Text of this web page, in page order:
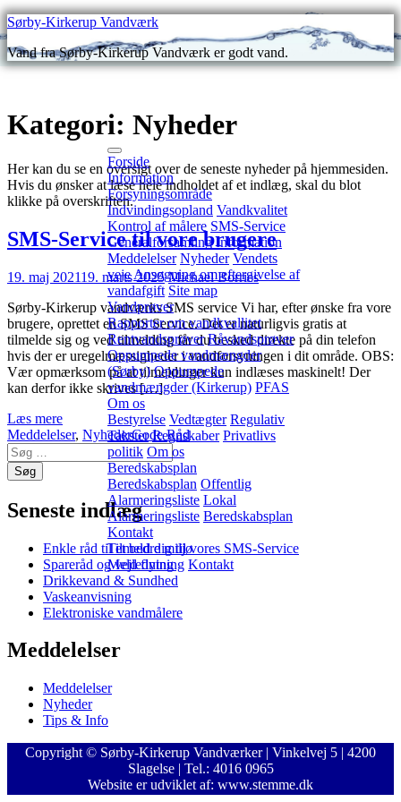
Gå
videre
til
indhold
Sørby-Kirkerup Vandværk
Vand fra Sørby-Kirkerup Vandværk er godt vand.
Forside
Information
Forsyningsområde
Indvindingsopland Vandkvalitet
Kontrol af målere SMS-Service
Generalforsamling Information
Meddelelser Nyheder Vendets
vejeAnsøgning om eftergivelse af
vandafgift Site map
Vandprøver
Rapporter om vandkvallitet
Rentvandsprøver Råvandsprøver
Oppumpede vandmængder
(Sørby) Oppumpede
vandmængder (Kirkerup) PFAS
Om os
Bestyrelse Vedtægter Regulativ
Takster Regnskaber Privatlivs
politik Om os
Beredskabsplan
Beredskabsplan Offentlig
Alarmeringsliste Lokal
Alarmeringsliste Beredskabsplan
Kontakt
Tilmeld dig til vores SMS-Service
Meld flytning Kontakt
Kategori: Nyheder
Her kan du se en oversigt over de seneste nyheder på hjemmesiden.
Hvis du ønsker at læse hele indholdet af et indlæg, skal du blot
klikke på overskriften.
SMS-Service til vore brugere
19. maj 202119. marts 2025 Michael Borries
Sørby-Kirkerup vandværks SMS service Vi har, efter ønske fra vore
brugere, oprettet en SMS Service. Det er naturligvis gratis at
tilmelde sig og ved tilmelding får du besked direkte på din telefon
hvis der er uregelmæssigheder i vandforsyningen i dit område. OBS:
Vær opmærksom på at tilmeldinger kun indlæses maskinelt! Der
kan derfor ikke skrives […]
Læs mere
Meddelelser, NyhederGode Råd
Seneste indlæg
Enkle råd til et bedre miljø
Spareråd og vejledning
Drikkevand & Sundhed
Vaskeanvisning
Elektroniske vandmålere
Meddelelser
Meddelelser
Nyheder
Tips & Info
Copyright © Sørby-Kirkerup Vandværker | Vinkelvej 5 | 4200
Slagelse | Tel.: 4016 0965
Website er udviklet af: www.stemme.dk